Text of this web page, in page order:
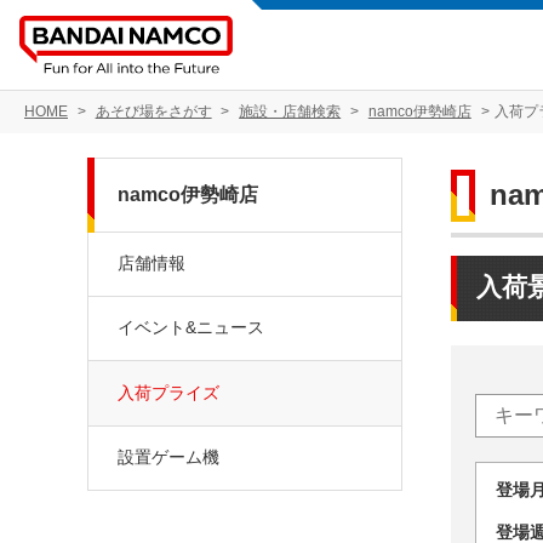
HOME あそび場をさがす 施設・店舗検索 namco伊勢崎店 入荷プ
入荷
登
登
namco伊勢崎店
店舗情報
イベント&ニュース
入荷プライズ
設置ゲーム機